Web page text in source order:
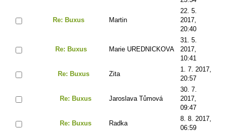
Re: Buxus Martin
22. 5.
2017,
20:40
Re: Buxus Marie UREDNICKOVA
31. 5.
2017,
10:41
Re: Buxus Zita
1. 7. 2017,
20:57
Re: Buxus Jaroslava Tůmová
30. 7.
2017,
09:47
Re: Buxus Radka
8. 8. 2017,
06:59